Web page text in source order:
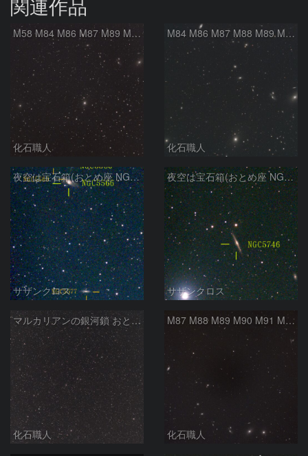
関連作品
M58 M84 M86 M87 M89 M90 マルカリアンの銀河鎖 おとめ座 かみのけ座
化石職人
M84 M86 M87 M88 M89 M90 M91 マルカリアンの銀河鎖 おとめ座 かみのけ座
化石職人
夜空は宝石箱(おとめ座 NGC5566) Seestar50
サザンクロス
夜空は宝石箱(おとめ座 NGC5746) Seestar50
サザンクロス
マルカリアンの銀河鎖 おとめ座・ かみのけ座の銀河
化石職人
M87 M88 M89 M90 M91 M100 マルカリアンの銀河鎖 おとめ座 かみのけ座
化石職人